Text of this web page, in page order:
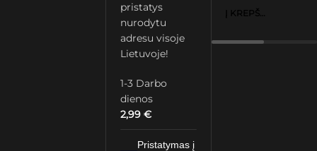
pristatys
nurodytu
adresu visoje
Lietuvoje!
1-3 Darbo
dienos
2,99€
Pristatymas į
Į KREPŠELĮ